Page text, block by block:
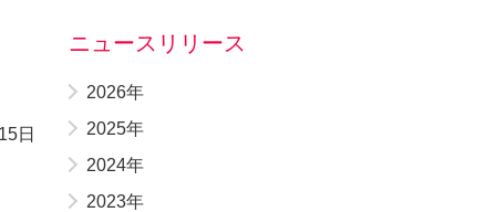
日
ニュースリリース
2026年
2025年
2024年
2023年